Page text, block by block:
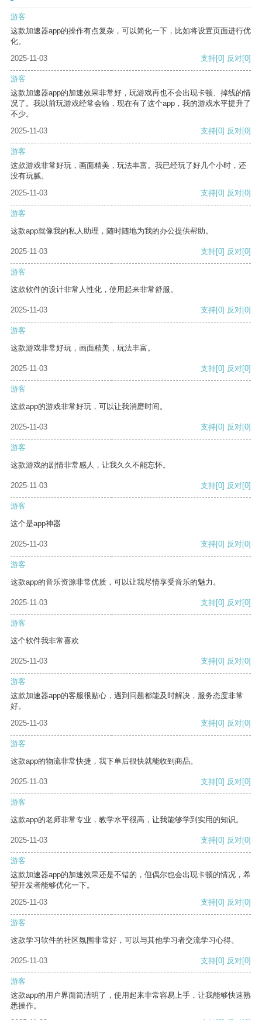
游客
这款加速器app的操作有点复杂，可以简化一下，比如将设置页面进行优
化。
2025-11-03
支持[0] 反对[0]
游客
这款加速器app的加速效果非常好，玩游戏再也不会出现卡顿、掉线的情
况了。我以前玩游戏经常会输，现在有了这个app，我的游戏水平提升了
不少。
2025-11-03
支持[0] 反对[0]
游客
这款游戏非常好玩，画面精美，玩法丰富。我已经玩了好几个小时，还
没有玩腻。
2025-11-03
支持[0] 反对[0]
游客
这款app就像我的私人助理，随时随地为我的办公提供帮助。
2025-11-03 支持[0] 反对[0]
游客
这款软件的设计非常人性化，使用起来非常舒服。
2025-11-03 支持[0] 反对[0]
游客
这款游戏非常好玩，画面精美，玩法丰富。
2025-11-03 支持[0] 反对[0]
游客
这款app的游戏非常好玩，可以让我消磨时间。
2025-11-03 支持[0] 反对[0]
游客
这款游戏的剧情非常感人，让我久久不能忘怀。
2025-11-03 支持[0] 反对[0]
游客
这个是app神器
2025-11-03 支持[0] 反对[0]
游客
这款app的音乐资源非常优质，可以让我尽情享受音乐的魅力。
2025-11-03 支持[0] 反对[0]
游客
这个软件我非常喜欢
2025-11-03 支持[0] 反对[0]
游客
这款加速器app的客服很贴心，遇到问题都能及时解决，服务态度非常
好。
2025-11-03
支持[0] 反对[0]
游客
这款app的物流非常快捷，我下单后很快就能收到商品。
2025-11-03 支持[0] 反对[0]
游客
这款app的老师非常专业，教学水平很高，让我能够学到实用的知识。
2025-11-03 支持[0] 反对[0]
游客
这款加速器app的加速效果还是不错的，但偶尔也会出现卡顿的情况，希
望开发者能够优化一下。
2025-11-03
支持[0] 反对[0]
游客
这款学习软件的社区氛围非常好，可以与其他学习者交流学习心得。
2025-11-03 支持[0] 反对[0]
游客
这款app的用户界面简洁明了，使用起来非常容易上手，让我能够快速熟
悉操作。